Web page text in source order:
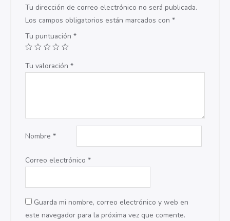
Tu dirección de correo electrónico no será publicada.
Los campos obligatorios están marcados con*
Tu puntuación*
Tu valoración*
Nombre*
Correo electrónico*
Guarda mi nombre, correo electrónico y web en
este navegador para la próxima vez que comente.